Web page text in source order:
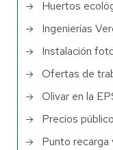
Huertos
Ingenierías
Instalación
Ofertas de
Olivar en la
Precios
Punto